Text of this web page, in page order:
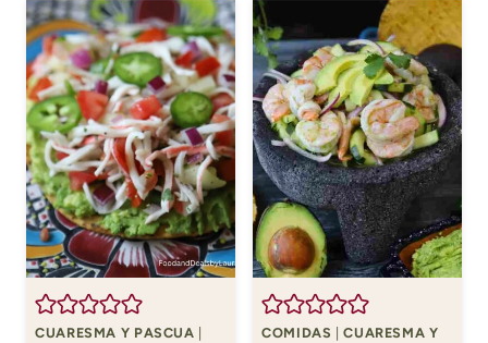
CUARESMA Y PASCUA COMIDAS |CUARESMA Y